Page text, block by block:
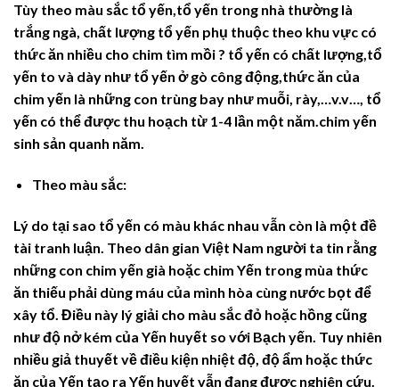
Tùy theo màu sắc tổ yến,tổ yến trong nhà thường là
trắng ngà, chất lượng tổ yến phụ thuộc theo khu vực có
thức ăn nhiều cho chim tìm mồi ? tổ yến có chất lượng,tổ
yến to và dày như tổ yến ở gò công động,thức ăn của
chim yến là những con trùng bay như muỗi, rày,…v.v…, tổ
yến có thể được thu hoạch từ 1-4 lần một năm.chim yến
sinh sản quanh năm.
Theo màu sắc:
Lý do tại sao tổ yến có màu khác nhau vẫn còn là một đề
tài tranh luận. Theo dân gian Việt Nam người ta tin rằng
những con chim yến già hoặc chim Yến trong mùa thức
ăn thiếu phải dùng máu của mình hòa cùng nước bọt để
xây tổ. Điều này lý giải cho màu sắc đỏ hoặc hồng cũng
như độ nở kém của Yến huyết so với Bạch yến. Tuy nhiên
nhiều giả thuyết về điều kiện nhiệt độ, độ ẩm hoặc thức
ăn của Yến tạo ra Yến huyết vẫn đang được nghiên cứu.